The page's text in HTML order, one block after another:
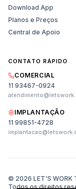
Download App
Planos e Preços
Central de Apoio
CONTATO RÁPIDO
COMERCIAL
11 93467-0924
IMPLANTAÇÃO
11 99851-4728
© 2026 LET'S WORK
Todos os direitos